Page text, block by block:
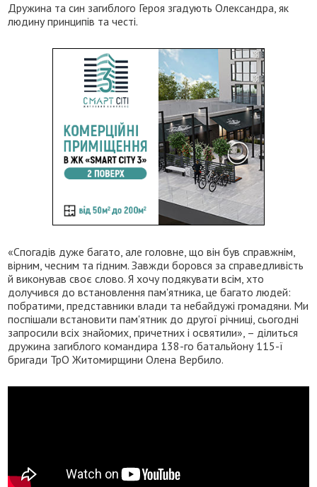
Дружина та син загиблого Героя згадують Олександра, як
людину принципів та честі.
«Спогадів дуже багато, але головне, що він був справжнім,
вірним, чесним та гідним. Завжди боровся за справедливість
й виконував своє слово. Я хочу подякувати всім, хто
долучився до встановлення пам'ятника, це багато людей:
побратими, представники влади та небайдужі громадяни. Ми
поспішали встановити пам'ятник до другої річниці, сьогодні
запросили всіх знайомих, причетних і освятили», – ділиться
дружина загиблого командира 138-го батальйону 115-ї
бригади ТрО Житомирщини Олена Вербило.